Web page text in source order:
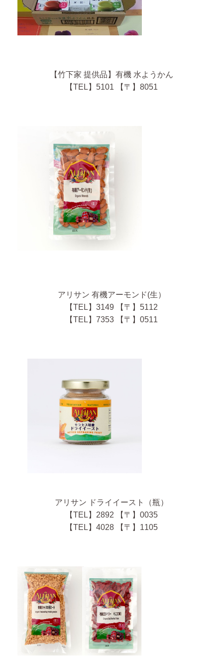
【竹下家 提供品】有機 水ようかん
【TEL】5101 【〒】8051
アリサン 有機アーモンド(生）
【TEL】3149 【〒】5112
【TEL】7353 【〒】0511
アリサン ドライイースト（瓶）
【TEL】2892 【〒】0035
【TEL】4028 【〒】1105